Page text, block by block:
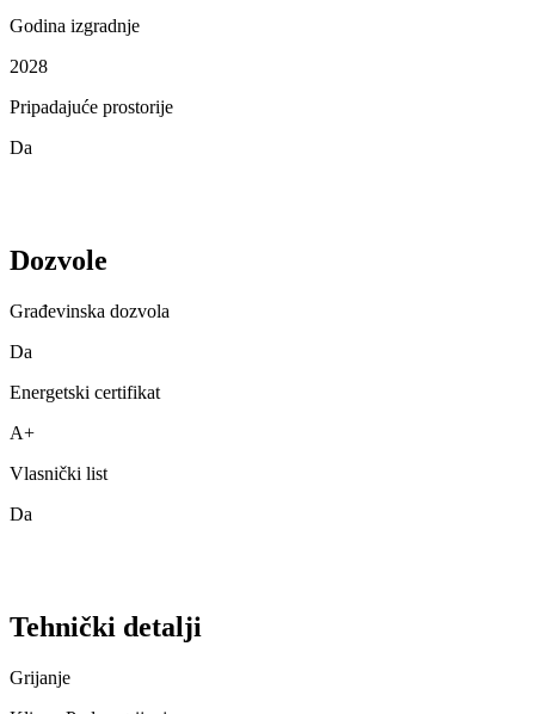
Godina izgradnje
2028
Pripadajuće prostorije
Da
Dozvole
Građevinska dozvola
Da
Energetski certifikat
A+
Vlasnički list
Da
Tehnički detalji
Grijanje